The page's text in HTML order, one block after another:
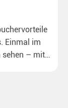
Einmal im
sehen – mit